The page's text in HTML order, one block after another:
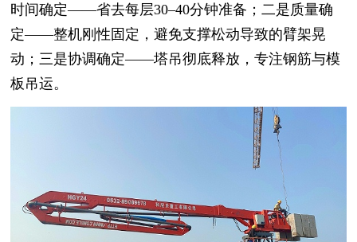
时间确定——省去每层30–40分钟准备；二是质量确
定——整机刚性固定，避免支撑松动导致的臂架晃
动；三是协调确定——塔吊彻底释放，专注钢筋与模
板吊运。